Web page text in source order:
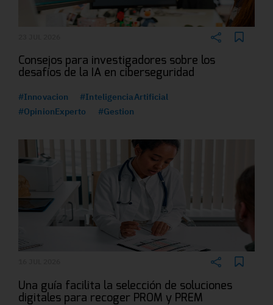
Consejos para investigadores sobre los
desafíos de la IA en ciberseguridad
#Innovacion
#InteligenciaArtificial
#OpinionExperto
#Gestion
Una guía facilita la selección de soluciones
digitales para recoger PROM y PREM